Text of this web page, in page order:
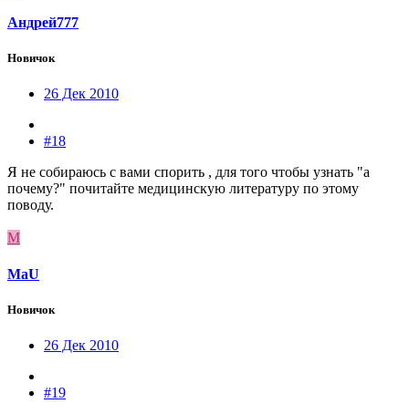
Андрей777
Новичок
26 Дек 2010
#18
Я не собираюсь с вами спорить , для того чтобы узнать "а
почему?" почитайте медицинскую литературу по этому
поводу.
M
MaU
Новичок
26 Дек 2010
#19